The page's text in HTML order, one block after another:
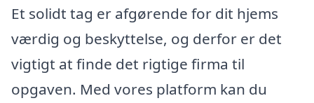
Et solidt tag er afgørende for dit hjems
værdig og beskyttelse, og derfor er det
vigtigt at finde det rigtige firma til
opgaven. Med vores platform kan du